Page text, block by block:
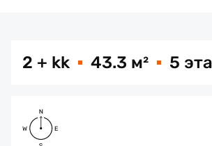
2 + kk 43.3 м² 5